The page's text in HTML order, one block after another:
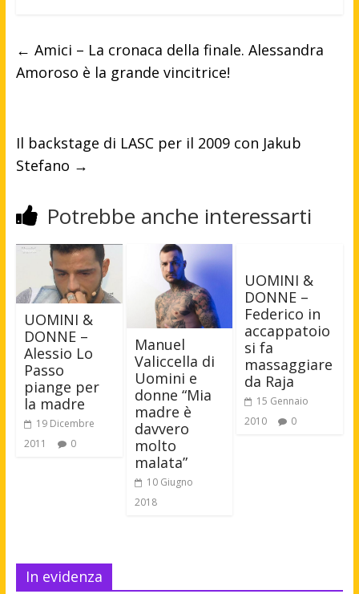
← Amici – La cronaca della finale. Alessandra
Amoroso è la grande vincitrice!
Il backstage di LASC per il 2009 con Jakub
Stefano →
Potrebbe anche interessarti
UOMINI &
DONNE –
Alessio Lo
Passo
piange per
la madre
19 Dicembre
2011
0
Manuel
Valiccella di
Uomini e
donne “Mia
madre è
davvero
molto
malata”
10 Giugno
2018
UOMINI &
DONNE –
Federico in
accappatoio
si fa
massaggiare
da Raja
15 Gennaio
2010
0
In evidenza